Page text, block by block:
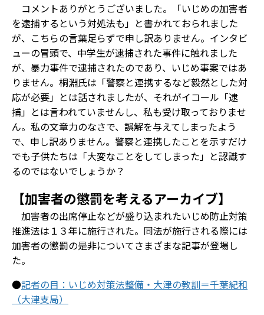
コメントありがとうございました。「いじめの加害者
を逮捕するという対処法も」と書かれておられました
が、こちらの言葉足らずで申し訳ありません。インタビ
ューの冒頭で、中学生が逮捕された事件に触れました
が、暴力事件で逮捕されたのであり、いじめ事案ではあ
りません。桐淵氏は「警察と連携するなど毅然とした対
応が必要」とは話されましたが、それがイコール「逮
捕」とは言われていませんし、私も受け取っておりませ
ん。私の文章力のなさで、誤解を与えてしまったよう
で、申し訳ありません。警察と連携したことを示すだけ
でも子供たちは「大変なことをしてしまった」と認識す
るのではないでしょうか？
【加害者の懲罰を考えるアーカイブ】
加害者の出席停止などが盛り込まれたいじめ防止対策
推進法は１３年に施行された。同法が施行される際には
加害者の懲罰の是非についてさまざまな記事が登場し
た。
●記者の目：いじめ対策法整備・大津の教訓＝千葉紀和
（大津支局）